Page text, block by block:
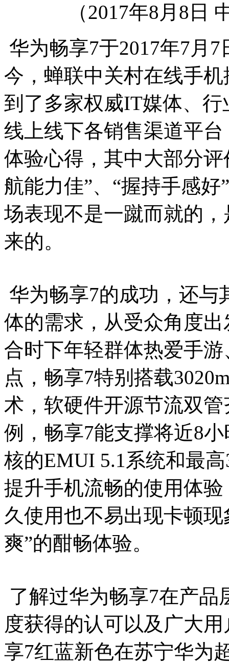
（2017年8月8日
华为畅享7于2017年7月
今，蝉联中关村在线手
到了多家权威IT媒体、
线上线下各销售渠道平
体验心得，其中大部分
航能力佳”、“握持手感
场表现不是一蹴而就的
来的。
华为畅享7的成功，还与
体的需求，从受众角度
合时下年轻群体热爱手
点，畅享7特别搭载
术，软硬件开源节流双
例，畅享7能支撑将近8
核的EMUI 5.1系统和最
提升手机流畅的使用体
久使用也不易出现卡顿
爽”的酣畅体验。
了解过华为畅享7在产
度获得的认可以及广大
享7红蓝新色在苏宁华为